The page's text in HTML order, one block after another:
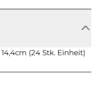
(24 Stk. Einheit)